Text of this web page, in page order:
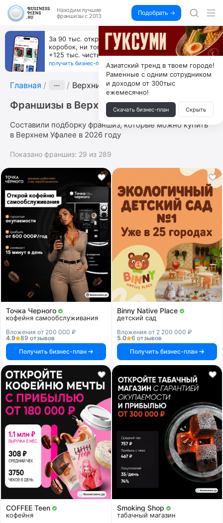
Находим лучшие
франшизы с 2013
Подобрать →
За 90 тыс. открой магазин на Авито, дома ни
коробок, ни товара, ни склада, зато каждый месяц
+125 тыс. чистыми
получить бизнес-план ↓
Главная ··· Верхний Уфалей
Франшизы в Верхнем Уфалее
Составили подборку франшиз, которые можно купить
в Верхнем Уфалее в 2026 году
Показано франшиз: 29 из 289
Точка Черного
кофейня самообслуживания
Вложения от 200 000 ₽
4.9
89 отзывов
Получить бизнес-план
Binny Native Place
детский сад
Вложения от 2 200 000 ₽
5.0
6 отзывов
Получить бизнес-план
COFFEE Teen
кофейня
Smoking Shop
табачный магазин
Азиатский тренд в твоем городе!
Раменные с одним сотрудником
и доходом от 300тыс
ежемесячно!
Скачать бизнес-план Скрыть